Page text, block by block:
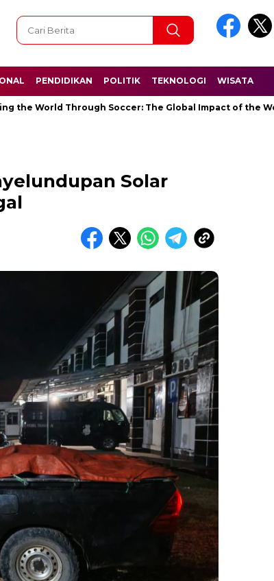
PENDIDIKAN POLITIK TEKNOLOGI WISATA
Through Soccer: The Global Impact of the World Cup
Solar